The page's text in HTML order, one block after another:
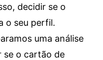
decidir se o
o seu perfil.
uma análise
se o cartão de